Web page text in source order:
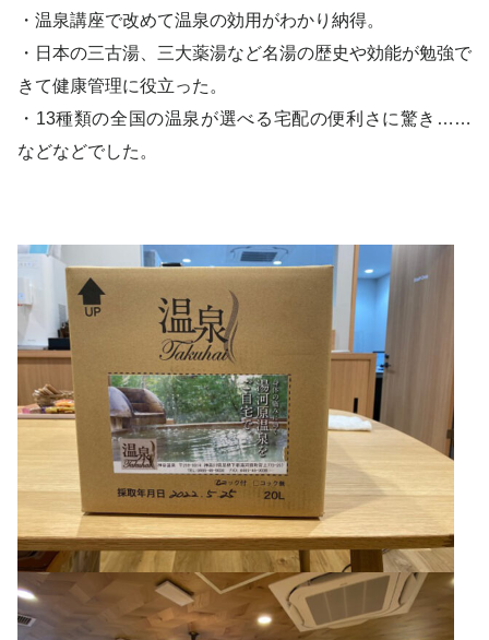
・温泉講座で改めて温泉の効用がわかり納得。
・日本の三古湯、三大薬湯など名湯の歴史や効能が勉強で
きて健康管理に役立った。
・13種類の全国の温泉が選べる宅配の便利さに驚き……
などなどでした。